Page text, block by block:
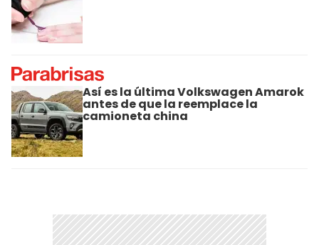
Así es la última Volkswagen Amarok
antes de que la reemplace la
camioneta china